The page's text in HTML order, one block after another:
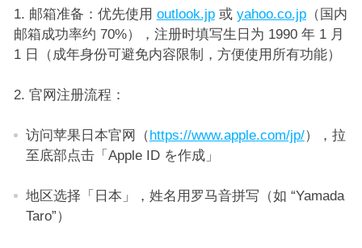
邮箱准备：优先使用 outlook.jp或 yahoo.co.jp（国内
邮箱成功率约 70%），注册时填写生日为 1990 年 1 月
1 日（成年身份可避免内容限制，方便使用所有功能）​
官网注册流程：​
访问苹果日本官网（ https://www.apple.com/jp/），拉
至底部点击「Apple ID を作成」​
地区选择「日本」，姓名用罗马音拼写（如 “Yamada
Taro”）​